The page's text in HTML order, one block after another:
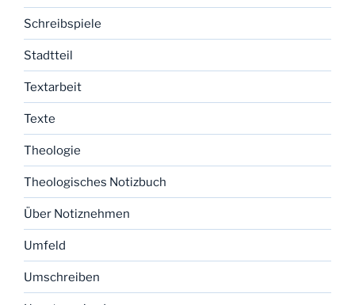
Schreibspiele
Stadtteil
Textarbeit
Texte
Theologie
Theologisches Notizbuch
Über Notiznehmen
Umfeld
Umschreiben